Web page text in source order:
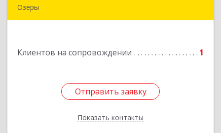
Озеры
Клиентов на сопровождении 1
Отправить заявку
Показать контакты
Подробнее
Отправить заявку
Назад